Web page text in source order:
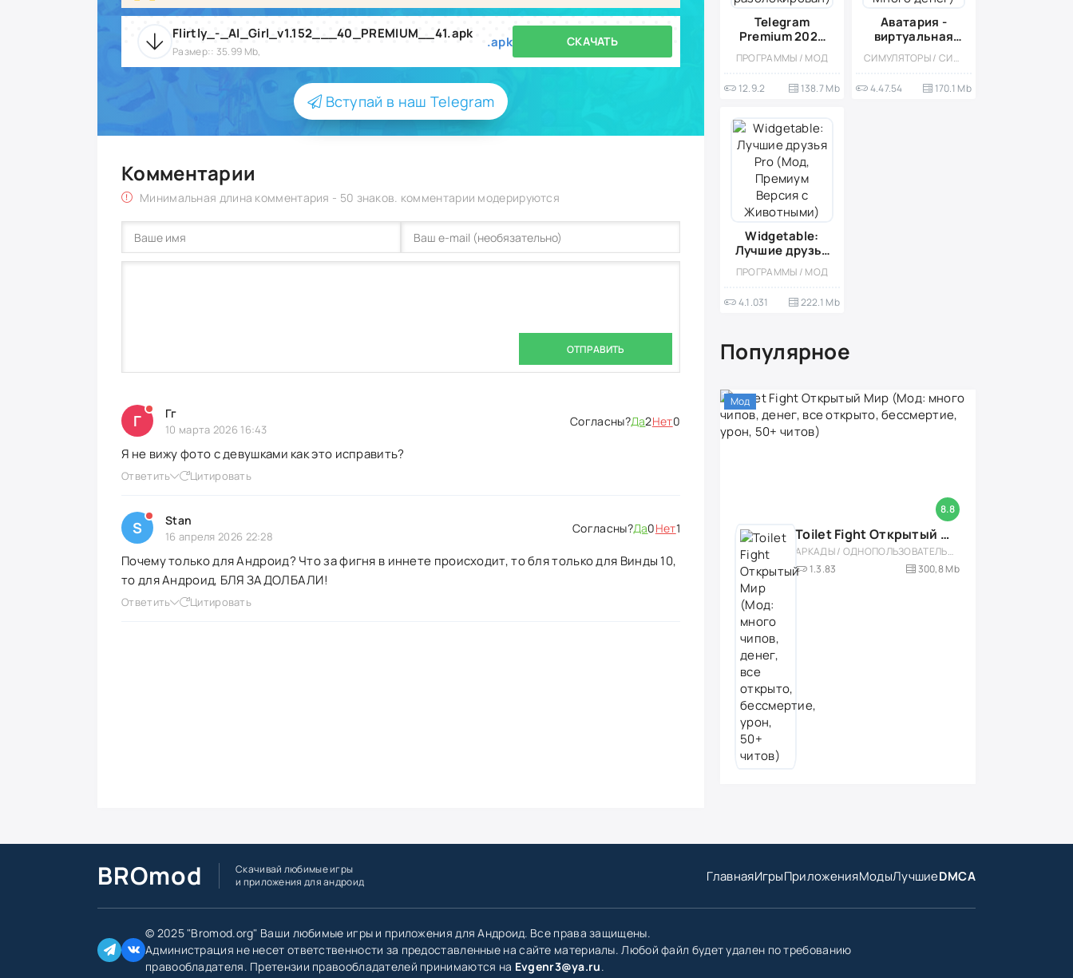
Flirtly_-_AI_Girl_v1.152___40_PREMIUM__41.apk
Размер:: 35.99 Mb,
.apk СКАЧАТЬ
Вступай в наш Telegram
Комментарии
Минимальная длина комментария - 50 знаков. комментарии модерируются
ОТПРАВИТЬ
Г Гг
10 марта 2026 16:43
Да2Нет0
Я не вижу фото с девушками как это исправить?
Ответить Цитировать
S Stan
16 апреля 2026 22:28
Да0Нет1
Почему только для Андроид? Что за фигня в иннете происходит, то бля только для Винды 10,
то для Андроид, БЛЯ ЗАДОЛБАЛИ!
Ответить Цитировать
Telegram
Premium 2026
(Мод Премиум
разблокирован)
ПРОГРАММЫ / МОД
12.9.2 138.7 Mb
Аватария -
виртуальная
любовь (Мод,
Много денег)СИМУЛЯТОРЫ / СИМУЛЯТОРЫ ЖИЗНИ / ОДНОПОЛЬЗОВАТЕЛЬСКИЕ / СТИЛИЗАЦИЯ / МОД / ВСТРОЕННЫЙ КЕШ / МНОГОПОЛЬЗОВАТЕЛЬСКАЯ / КАЗУАЛЬНЫЕ
4.47.54 170.1 Mb
Widgetable:
Лучшие друзья
Pro (Мод,
Премиум
Животными)
ПРОГРАММЫ / МОД
4.1.031 222.1 Mb
Популярное
8.8
Мод
Toilet Fight Открытый Мир (Мод: много чипов, денег, все открыто, бессмертие, урон, 50+ читов)
АРКАДЫ / ОДНОПОЛЬЗОВАТЕЛЬСКИЕ / ОФЛАЙН / МОД / РОЛЕВЫЕ / ШУТЕРЫ / ОТКРЫТЫЙ МИР / ВСТРОЕННЫЙ КЕШ / 3D / ЭКШЕНЫ / ТУАЛЕТНЫЕ ВОЙНЫ / ДЛЯ ДЕТЕЙ
1.3.83
300,8 Mb
BROmod
Скачивай любимые игры
и приложения для андроид
ГлавнаяИгрыПриложенияМодыЛучшиеDMCA
© 2025 "Bromod.org" Ваши любимые игры и приложения для Андроид. Все права защищены.
Администрация не несет ответственности за предоставленные на сайте материалы. Любой файл будет удален по требованию
правообладателя. Претензии правообладателей принимаются на Evgenr3@ya.ru.